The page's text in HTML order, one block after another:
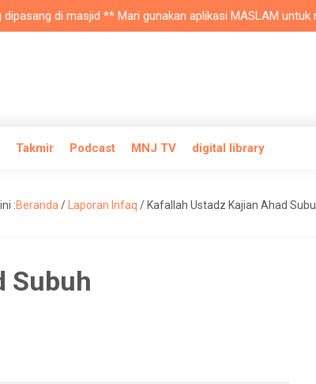
di masjid ** Mari gunakan aplikasi MASLAM untuk
Takmir Podcast MNJ TV digital library
:Beranda / Laporan Infaq / Kafallah Ustadz Kajian Ahad
Subuh